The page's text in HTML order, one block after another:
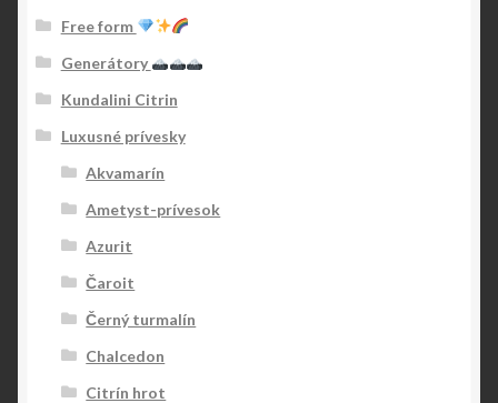
Free form
Generátory
Kundalini Citrin
Luxusné prívesky
Akvamarín
Ametyst-prívesok
Azurit
Čaroit
Černý turmalín
Chalcedon
Citrín hrot